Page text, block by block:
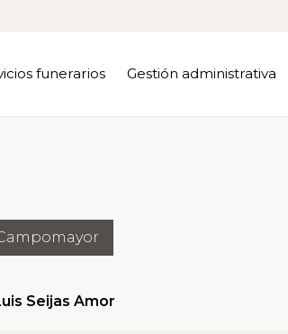
funerarios Gestión administrativa
Seijas Amor